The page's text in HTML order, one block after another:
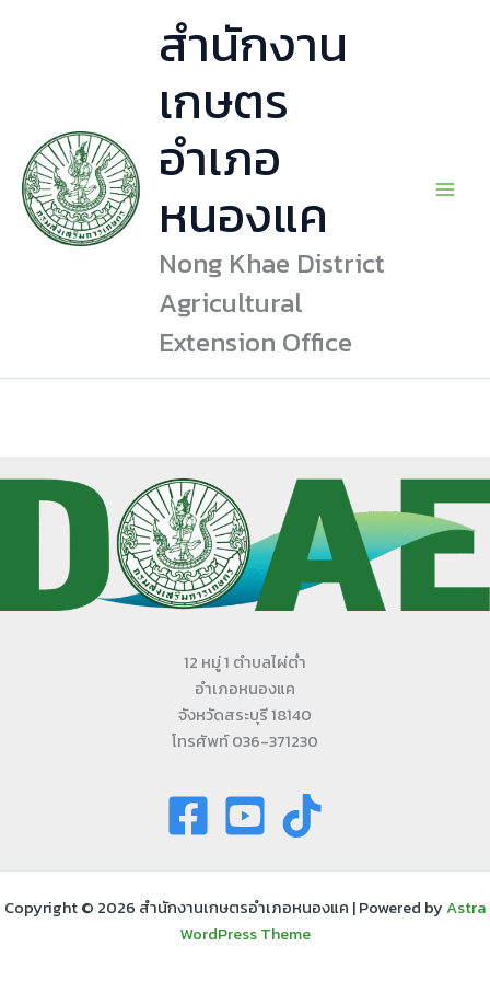
สำนักงาน
เกษตร
อำเภอ
หนองแค
Nong Khae District
Agricultural
Extension Office
12 หมู่ 1 ตำบลไผ่ต่ำ
อำเภอหนองแค
จังหวัดสระบุรี 18140
โทรศัพท์ 036-371230
Copyright © 2026 สำนักงานเกษตรอำเภอหนองแค | Powered byAstra
WordPress Theme